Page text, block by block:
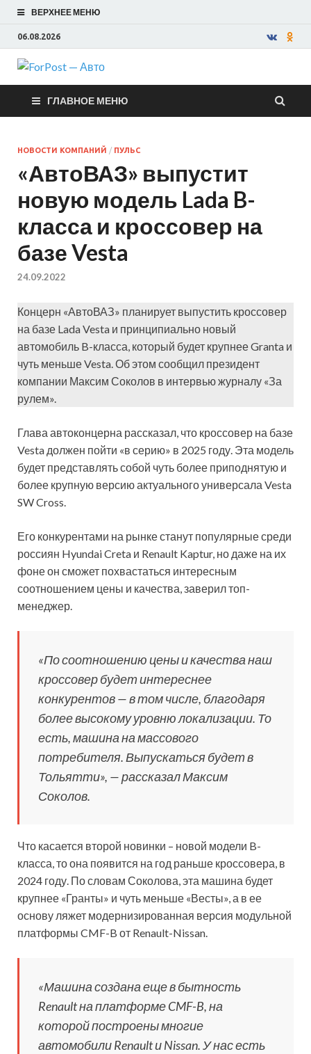
ВЕРХНЕЕ МЕНЮ
06.08.2026
ForPost —
Авто
ГЛАВНОЕ МЕНЮ
НОВОСТИ КОМПАНИЙ / ПУЛЬС
«АвтоВАЗ» выпустит
новую модель Lada B-
класса и кроссовер на
базе Vesta
24.09.2022
Концерн «АвтоВАЗ» планирует выпустить кроссовер
на базе Lada Vesta и принципиально новый
автомобиль B-класса, который будет крупнее Granta и
чуть меньше Vesta. Об этом сообщил президент
компании Максим Соколов в интервью журналу «За
рулем».
Глава автоконцерна рассказал, что кроссовер на базе
Vesta должен пойти «в серию» в 2025 году. Эта модель
будет представлять собой чуть более приподнятую и
более крупную версию актуального универсала Vesta
SW Cross.
Его конкурентами на рынке станут популярные среди
россиян Hyundai Creta и Renault Kaptur, но даже на их
фоне он сможет похвастаться интересным
соотношением цены и качества, заверил топ-
менеджер.
«По соотношению цены и качества наш
кроссовер будет интереснее
конкурентов — в том числе, благодаря
более высокому уровню локализации. То
есть, машина на массового
потребителя. Выпускаться будет в
Тольятти», — рассказал Максим
Соколов.
Что касается второй новинки – новой модели B-
класса, то она появится на год раньше кроссовера, в
2024 году. По словам Соколова, эта машина будет
крупнее «Гранты» и чуть меньше «Весты», а в ее
основу ляжет модернизированная версия модульной
платформы CMF-B от Renault-Nissan.
«Машина создана еще в бытность
Renault на платформе CMF-B, на
которой построены многие
автомобили Renault и Nissan. У нас есть